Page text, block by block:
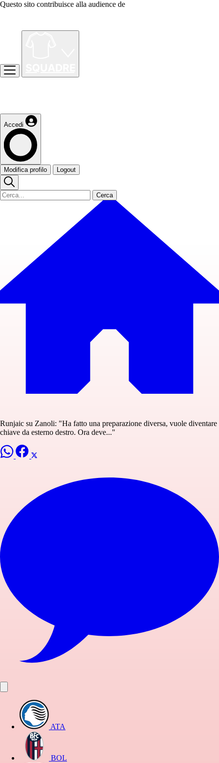
Questo sito contribuisce alla audience de
Accedi
Modifica profilo Logout
Cerca
Runjaic su Zanoli: "Ha fatto una preparazione diversa, vuole diventare
chiave da esterno destro. Ora deve..."
ATA
BOL